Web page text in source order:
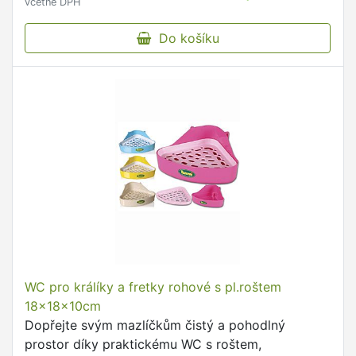
Do košíku
WC pro králíky a fretky rohové s pl.roštem
18x18x10cm
Dopřejte svým mazlíčkům čistý a pohodlný
prostor díky praktickému WC s roštem,